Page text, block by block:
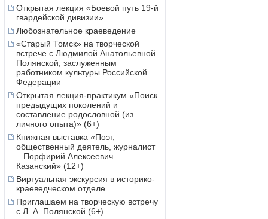
Открытая лекция «Боевой путь 19-й
гвардейской дивизии»
Любознательное краеведение
«Старый Томск» на творческой
встрече с Людмилой Анатольевной
Полянской, заслуженным
работником культуры Российской
Федерации
Открытая лекция-практикум «Поиск
предыдущих поколений и
составление родословной (из
личного опыта)» (6+)
Книжная выставка «Поэт,
общественный деятель, журналист
– Порфирий Алексеевич
Казанский» (12+)
Виртуальная экскурсия в историко-
краеведческом отделе
Приглашаем на творческую встречу
с Л. А. Полянской (6+)